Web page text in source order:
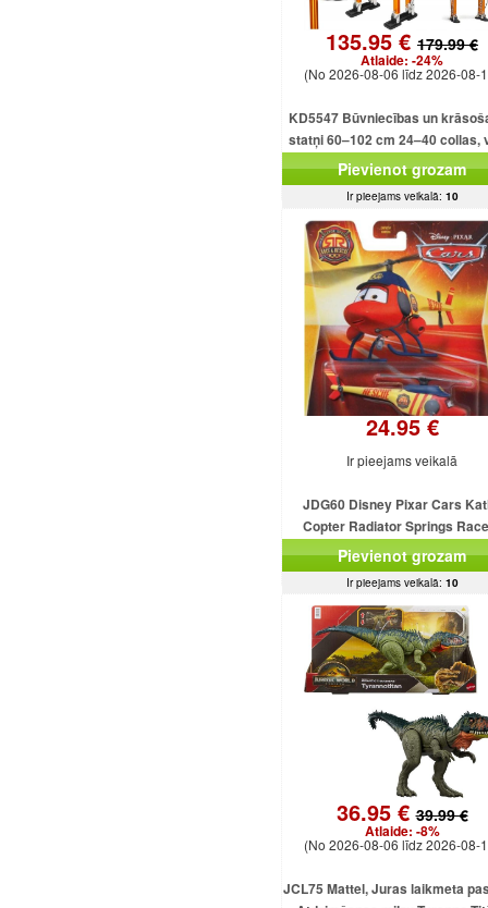
135.95 € 179.99 €
Atlaide: -24%
(No 2026-08-06 līdz 2026-08-
KD5547 Būvniecības un
statņi 60–102 cm 24–40 collas,
alumīnija
Pievienot grozam
Ir pieejams veikalā: 10
24.95 €
Ir pieejams veikalā
JDG60 Disney Pixar Cars
Copter Radiator Springs
Rescue MATTEL
Pievienot grozam
Ir pieejams veikalā: 10
36.95 €39.99 €
Atlaide: -8%
(No 2026-08-06 līdz 2026-08-
JCL75 Mattel, Juras laikmeta